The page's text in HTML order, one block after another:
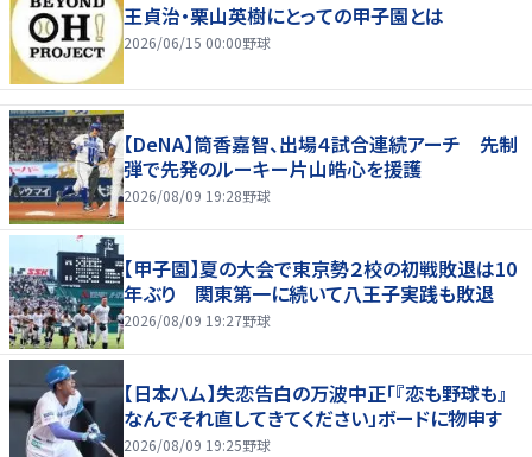
王貞治・栗山英樹にとっての甲子園とは
2026/06/15 00:00野球
【DeNA】筒香嘉智、出場４試合連続アーチ 先制
弾で先発のルーキー片山皓心を援護
2026/08/09 19:28野球
【甲子園】夏の大会で東京勢２校の初戦敗退は10
年ぶり 関東第一に続いて八王子実践も敗退
2026/08/09 19:27野球
【日本ハム】失恋告白の万波中正「『恋も野球も』
なんでそれ直してきてください」ボードに物申す
2026/08/09 19:25野球